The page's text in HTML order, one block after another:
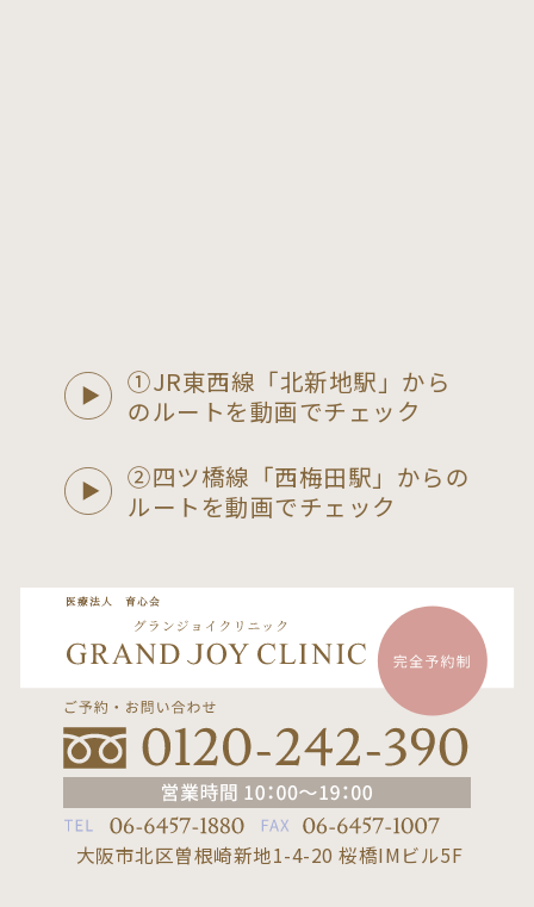
①JR東西線「北新地駅」から
のルートを動画でチェック
②四ツ橋線「西梅田駅」からの
ルートを動画でチェック
大阪市北区曽根崎新地1-4-20 桜橋IMビル5F